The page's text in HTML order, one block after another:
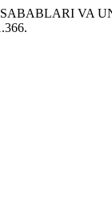
SABABLARI VA